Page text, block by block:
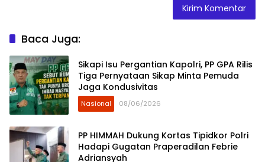
Baca Juga:
Sikapi Isu Pergantian Kapolri, PP GPA Rilis
Tiga Pernyataan Sikap Minta Pemuda
Jaga Kondusivitas
Nasional 08/06/2026
PP HIMMAH Dukung Kortas Tipidkor Polri
Hadapi Gugatan Praperadilan Febrie
Adriansyah